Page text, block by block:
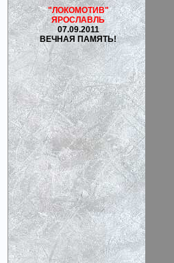
"ЛОКОМОТИВ"
ЯРОСЛАВЛЬ
07.09.2011
ВЕЧНАЯ ПАМЯТЬ!